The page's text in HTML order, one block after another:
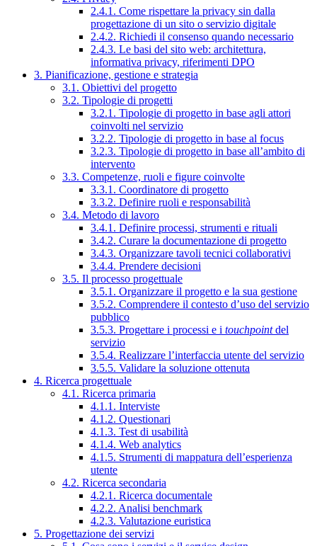
2.4.1. Come rispettare la privacy sin dalla
progettazione di un sito o servizio digitale
2.4.2. Richiedi il consenso quando necessario
2.4.3. Le basi del sito web: architettura,
informativa privacy, riferimenti DPO
3. Pianificazione, gestione e strategia
3.1. Obiettivi del progetto
3.2. Tipologie di progetti
3.2.1. Tipologie di progetto in base agli attori
coinvolti nel servizio
3.2.2. Tipologie di progetto in base al focus
3.2.3. Tipologie di progetto in base all’ambito di
intervento
3.3. Competenze, ruoli e figure coinvolte
3.3.1. Coordinatore di progetto
3.3.2. Definire ruoli e responsabilità
3.4. Metodo di lavoro
3.4.1. Definire processi, strumenti e rituali
3.4.2. Curare la documentazione di progetto
3.4.3. Organizzare tavoli tecnici collaborativi
3.4.4. Prendere decisioni
3.5. Il processo progettuale
3.5.1. Organizzare il progetto e la sua gestione
3.5.2. Comprendere il contesto d’uso del servizio
pubblico
3.5.3. Progettare i processi e i touchpointdel
servizio
3.5.4. Realizzare l’interfaccia utente del servizio
3.5.5. Validare la soluzione ottenuta
4. Ricerca progettuale
4.1. Ricerca primaria
4.1.1. Interviste
4.1.2. Questionari
4.1.3. Test di usabilità
4.1.4. Web analytics
4.1.5. Strumenti di mappatura dell’esperienza
utente
4.2. Ricerca secondaria
4.2.1. Ricerca documentale
4.2.2. Analisi benchmark
4.2.3. Valutazione euristica
5. Progettazione dei servizi